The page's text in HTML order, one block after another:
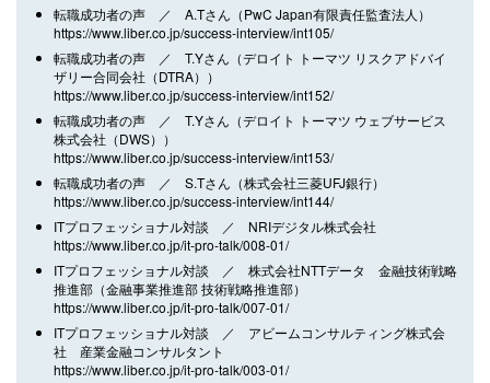
転職成功者の声 ／ A.Tさん（PwC Japan有限責任監査法人）
https://www.liber.co.jp/success-interview/int105/
転職成功者の声 ／ T.Yさん（デロイト トーマツ リスクアドバイ
ザリー合同会社（DTRA））
https://www.liber.co.jp/success-interview/int152/
転職成功者の声 ／ T.Yさん（デロイト トーマツ ウェブサービス
株式会社（DWS））
https://www.liber.co.jp/success-interview/int153/
転職成功者の声 ／ S.Tさん（株式会社三菱UFJ銀行）
https://www.liber.co.jp/success-interview/int144/
ITプロフェッショナル対談 ／ NRIデジタル株式会社
https://www.liber.co.jp/it-pro-talk/008-01/
ITプロフェッショナル対談 ／ 株式会社NTTデータ 金融技術戦略
推進部（金融事業推進部 技術戦略推進部）
https://www.liber.co.jp/it-pro-talk/007-01/
ITプロフェッショナル対談 ／ アビームコンサルティング株式会
社 産業金融コンサルタント
https://www.liber.co.jp/it-pro-talk/003-01/